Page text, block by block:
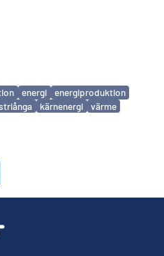
energi
energiproduktion
kärnenergi
värme